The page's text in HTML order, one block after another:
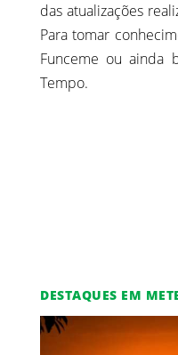
das atualizações
Para tomar
Funceme ou ainda
Tempo.
DESTAQUES EM